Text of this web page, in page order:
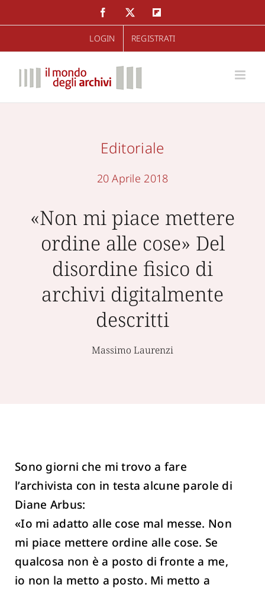
al
FacebookTwitter
LOGIN REGISTRATI
Editoriale
20 Aprile 2018
«Non mi piace mettere
ordine alle cose» Del
disordine fisico di
archivi digitalmente
descritti
Massimo Laurenzi
Sono giorni che mi trovo a fare
l’archivista con in testa alcune parole di
Diane Arbus:
«Io mi adatto alle cose mal messe. Non
mi piace mettere ordine alle cose. Se
qualcosa non è a posto di fronte a me,
io non la metto a posto. Mi metto a